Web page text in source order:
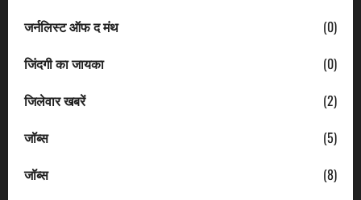
जर्नलिस्ट ऑफ द मंथ
(0)
जिंदगी का जायका
(0)
जिलेवार खबरें
(2)
जॉब्स
(5)
जॉब्स
(8)